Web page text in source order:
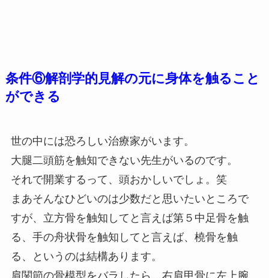
条件⑥解剖学的見解の元に身体を触ること
ができる
世の中には恐ろしい治療家がいます。
大腿二頭筋を触知できない先生がいるのです。
それで開業するって、頭おかしいでしょ。笑
まあそんなひどいのは少数だと思いたいところで
すが、立方骨を触知してと言えば第５中足骨を触
る、手の舟状骨を触知してと言えば、橈骨を触
る、というのは結構あります。